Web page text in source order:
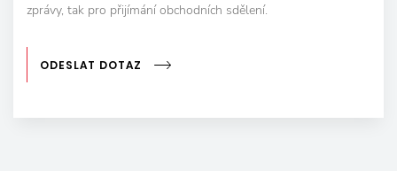
zprávy, tak pro přijímání obchodních sdělení.
ODESLAT DOTAZ